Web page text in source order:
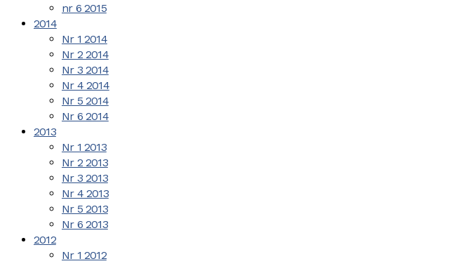
nr 6 2015
2014
Nr 1 2014
Nr 2 2014
Nr 3 2014
Nr 4 2014
Nr 5 2014
Nr 6 2014
2013
Nr 1 2013
Nr 2 2013
Nr 3 2013
Nr 4 2013
Nr 5 2013
Nr 6 2013
2012
Nr 1 2012